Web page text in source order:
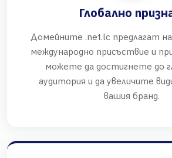
Глобално
Домейните .net.lc предлагат
международно присъствие и
можете да достигнете до
аудитория и да увеличите
вашия бранд.